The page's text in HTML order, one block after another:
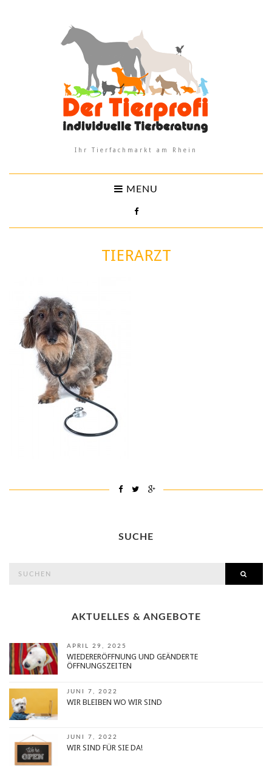
Ihr Tierfachmarkt am Rhein
MENU
TIERARZT
SUCHE
AKTUELLES & ANGEBOTE
APRIL 29, 2025
WIEDERERÖFFNUNG UND GEÄNDERTE
ÖFFNUNGSZEITEN
JUNI 7, 2022
WIR BLEIBEN WO WIR SIND
JUNI 7, 2022
WIR SIND FÜR SIE DA!